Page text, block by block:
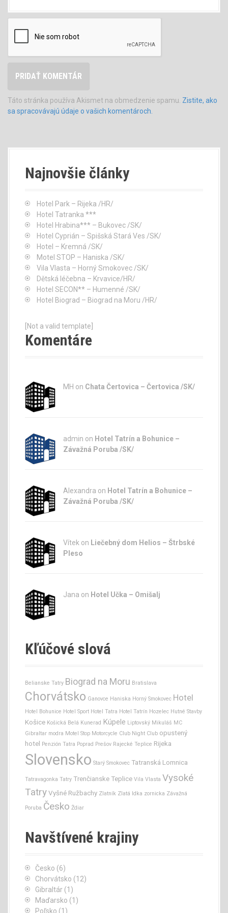
Táto stránka používa Akismet na obmedzenie spamu. Zistite, ako
sa spracovávajú údaje o vašich komentároch.
Najnovšie články
Hotel Park – Rijeka /HR/
Hotel Tatranka ***
Hotel Hrabina*** – Bukovec /SK/
Hotel Cyprián – Spišská Stará Ves /SK/
Hotel – Kremná /SK/
Motel STOP – Haniska /SK/
Vila Vlasta – Horný Smokovec /SK/
Dětská léčebna – Krvavice/HR/
Hotel SECON** – Humenné /SK/
Hotel Biograd – Biograd na Moru /HR/
[Not a valid template]
Komentáre
MH on Chata Čertovica – Čertovica /SK/
admin on Hotel Tatrín a Bohunice –
Závažná Poruba /SK/
Alexandra on Hotel Tatrín a Bohunice –
Závažná Poruba /SK/
Vítek on Liečebný dom Helios – Štrbské
Pleso
Jana on Hotel Učka – Omišalj
Kľúčové slová
Belianske Tatry Biograd na Moru Bratislava
Chorvátsko Ganovce Haniska Horný Smokovec Hotel
Hotel Bohunice Hotel Sport Hotel Tatra Hotel Tatrín Hozelec Hutné Stavby
Košice Košická Belá Kunerad Kúpele Liptovský Mikuláš MC
Gibraltar modra Motel Stop Motorcycle Club Night Club opustený
hotel Penzión Tatra Poprad Prešov Rajecké Teplice Rijeka
Slovensko Starý Smokovec Tatranská Lomnica
Tatravagonka Tatry Trenčianske Teplice Vila Vlasta Vysoké
Tatry Vyšné Ružbachy Zlatník Zlatá Idka zornicka Závažná
Poruba Česko Ždiar
Navštívené krajiny
Česko (6)
Chorvátsko (12)
Gibraltár (1)
Maďarsko (1)
Poľsko (1)